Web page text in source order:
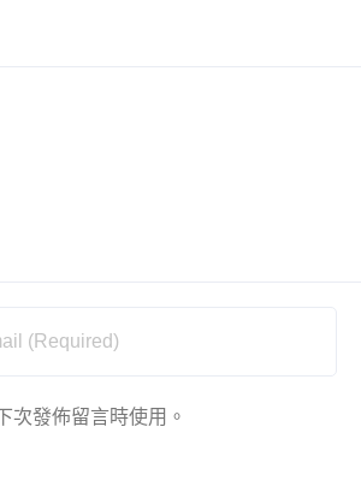
次發佈留言時使用。